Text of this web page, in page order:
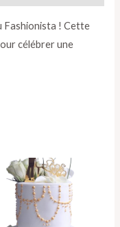
Fashionista ! Cette
célébrer une
Plage
de
prix :
211,00 €
à